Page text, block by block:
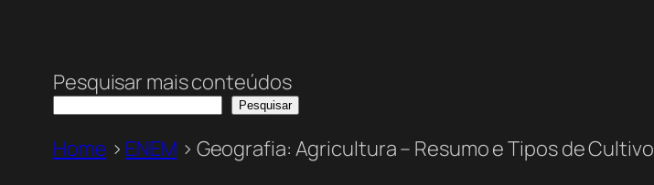
Pesquisar mais conteúdos
Pesquisar
Home > ENEM > Geografia: Agricultura – Resumo e Tipos de Cultivo